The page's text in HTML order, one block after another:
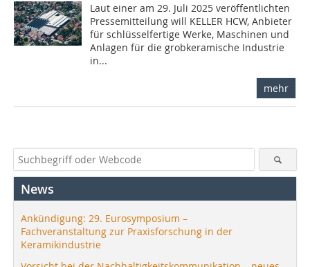
Laut einer am 29. Juli 2025 veröffentlichten
Pressemitteilung will KELLER HCW, Anbieter
für schlüsselfertige Werke, Maschinen und
Anlagen für die grobkeramische Industrie
in...
mehr
News
Ankündigung: 29. Eurosymposium –
Fachveranstaltung zur Praxisforschung in der
Keramikindustrie